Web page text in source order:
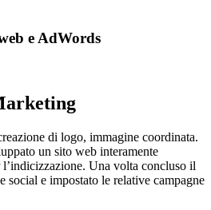
e AdWords
di logo, immagine coordinata.
un sito web interamente
Una volta concluso il
social e impostato le relative campagne